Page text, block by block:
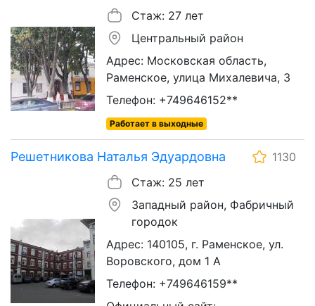
Стаж: 27 лет
Центральный район
Адрес: Московская область,
Раменское, улица Михалевича, 3
Телефон: +749646152**
Работает в выходные
Решетникова Наталья Эдуардовна
1130
Стаж: 25 лет
Западный район, Фабричный
городок
Адрес: 140105, г. Раменское, ул.
Воровского, дом 1 А
Телефон: +749646159**